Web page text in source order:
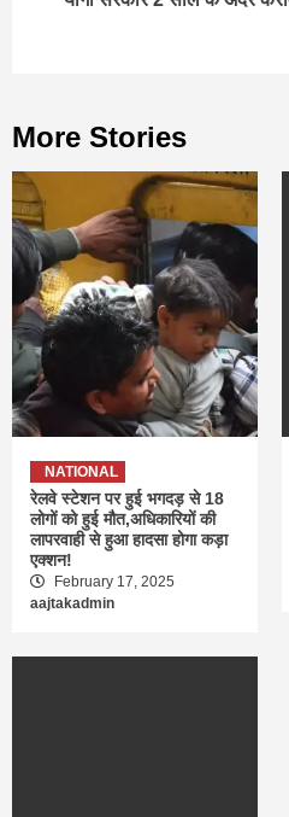
More Stories
NATIONAL
रेलवे स्टेशन पर हुई भगदड़ से 18
लोगों को हुई मौत,अधिकारियों की
लापरवाही से हुआ हादसा होगा कड़ा
एक्शन!
February 17, 2025
aajtakadmin